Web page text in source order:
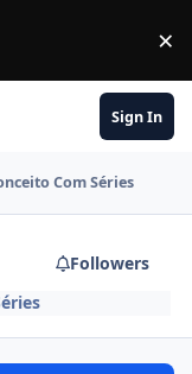
×
Sign In
Com Séries
Followers